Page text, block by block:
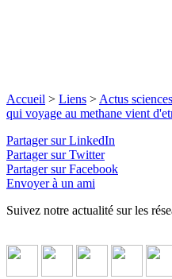
Accueil > Liens > Actus sciences
qui voyage au methane vient
Partager sur LinkedIn
Partager sur Twitter
Partager sur Facebook
Envoyer à un ami
Suivez notre actualité sur les